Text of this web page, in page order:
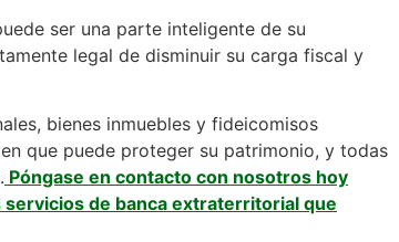
ser una parte inteligente de su
legal de disminuir su carga fiscal y
bienes inmuebles y fideicomisos
que puede proteger su patrimonio, y todas
Póngase en contacto con nosotros hoy
de banca extraterritorial que